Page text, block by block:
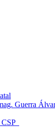
Guerra
CSP